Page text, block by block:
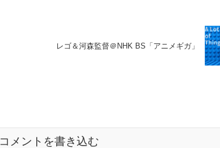
レゴ＆河森監督＠NHK BS「アニメギガ」
コメントを書き込む